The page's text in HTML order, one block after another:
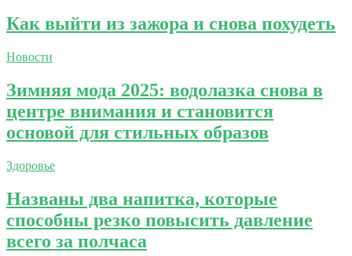
Как выйти из зажора и снова похудеть
Новости
Зимняя мода 2025: водолазка снова в
центре внимания и становится
основой для стильных образов
Здоровье
Названы два напитка, которые
способны резко повысить давление
всего за полчаса